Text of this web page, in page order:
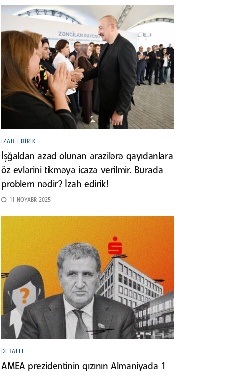
İZAH EDIRIK
İşğaldan azad olunan ərazilərə qayıdanlara
öz evlərini tikməyə icazə verilmir. Burada
problem nədir? İzah edirik!
11 NOYABR 2025
DETALLI
AMEA prezidentinin qızının Almaniyada 1